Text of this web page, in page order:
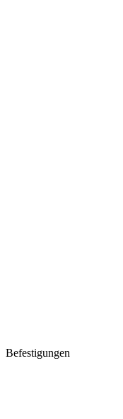
Befestigungen